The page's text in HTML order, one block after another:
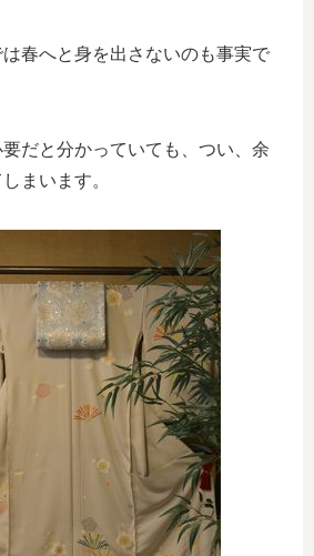
春へと身を出さないのも事実で
だと分かっていても、つい、余
まいます。